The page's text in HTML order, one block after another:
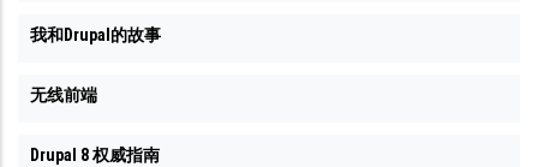
我和Drupal的故事
无线前端
Drupal 8 权威指南